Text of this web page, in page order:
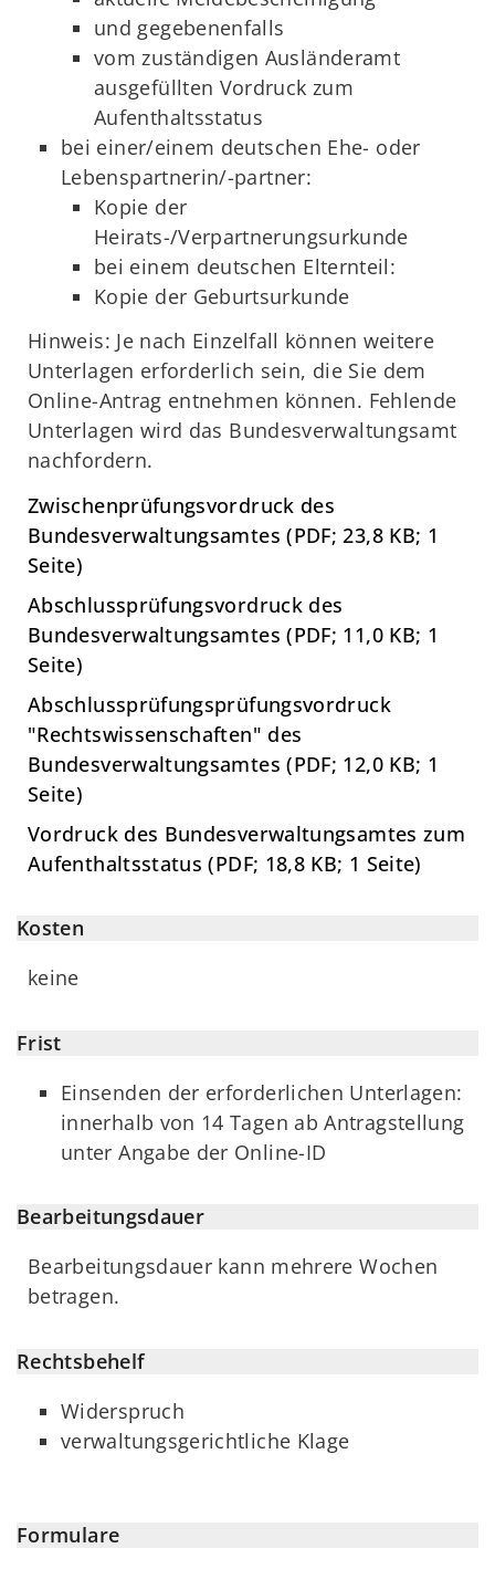
und gegebenenfalls
vom zuständigen Ausländeramt
ausgefüllten Vordruck zum
Aufenthaltsstatus
bei einer/einem deutschen Ehe- oder
Lebenspartnerin/-partner:
Kopie der
Heirats-/Verpartnerungsurkunde
bei einem deutschen Elternteil:
Kopie der Geburtsurkunde
Hinweis: Je nach Einzelfall können weitere
Unterlagen erforderlich sein, die Sie dem
Online-Antrag entnehmen können. Fehlende
Unterlagen wird das Bundesverwaltungsamt
nachfordern.
Zwischenprüfungsvordruck des
Bundesverwaltungsamtes (PDF; 23,8 KB; 1
Seite)
Abschlussprüfungsvordruck des
Bundesverwaltungsamtes (PDF; 11,0 KB; 1
Seite)
Ab­schluss­prü­fungsprüfungsvordruck
"Rechts­wis­sen­schaf­ten" des
Bundesverwaltungsamtes (PDF; 12,0 KB; 1
Seite)
Vordruck des Bundesverwaltungsamtes zum
Aufenthaltsstatus (PDF; 18,8 KB; 1 Seite)
Kosten
keine
Frist
Einsenden der erforderlichen Unterlagen:
innerhalb von 14 Tagen ab Antragstellung
unter Angabe der Online-ID
Bearbeitungsdauer
Bearbeitungsdauer kann mehrere Wochen
betragen.
Rechtsbehelf
Widerspruch
verwaltungsgerichtliche Klage
Formulare